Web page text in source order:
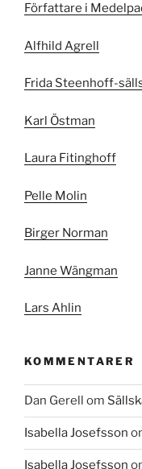
Författare i
Alfhild Agrell
Frida Steenhoff-
Karl Östman
Laura Fitinghoff
Pelle Molin
Birger Norman
Janne Wängman
Lars Ahlin
KOMMENTARER
Dan Gerell om
Isabella Josefsson
Isabella Josefsson